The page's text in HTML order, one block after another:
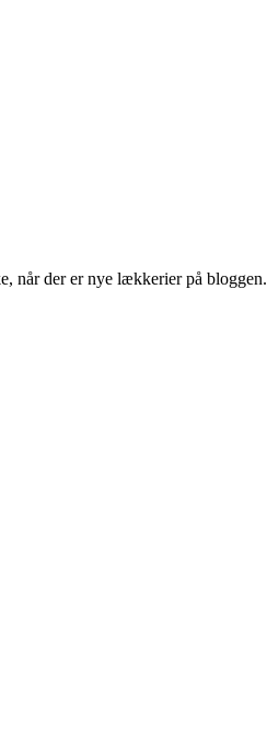
når der er nye lækkerier på bloggen.